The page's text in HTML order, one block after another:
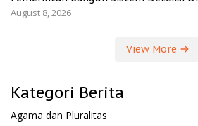
August 8, 2026
View More
Kategori Berita
Agama dan Pluralitas